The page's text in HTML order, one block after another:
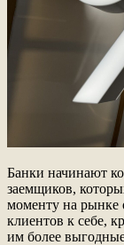
Банки начинают
заемщиков,
моменту на рынке
клиентов к себе,
им более